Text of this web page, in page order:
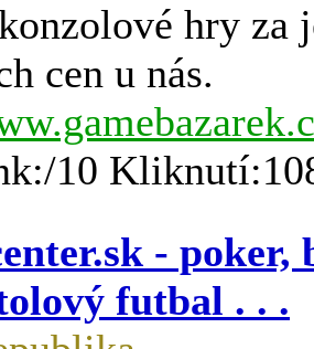
hry za
cen u nás.
10
-
futbal . . .